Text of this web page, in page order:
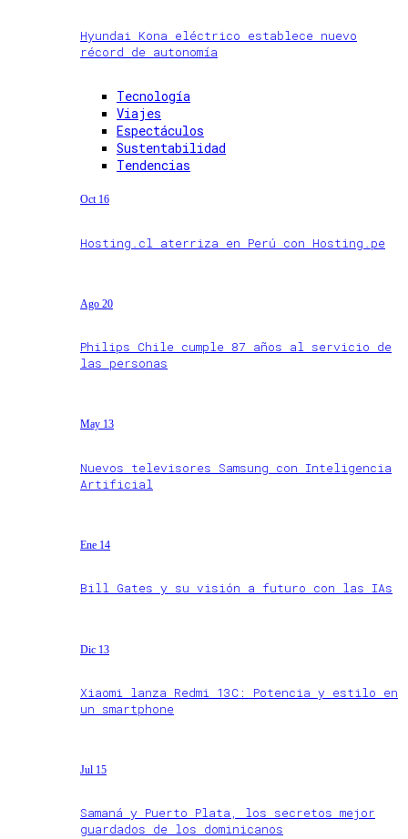
Hyundai Kona eléctrico establece nuevo
récord de autonomía
Tecnología
Viajes
Espectáculos
Sustentabilidad
Tendencias
Oct 16
Hosting.cl aterriza en Perú con Hosting.pe
Ago 20
Philips Chile cumple 87 años al servicio de
las personas
May 13
Nuevos televisores Samsung con Inteligencia
Artificial
Ene 14
Bill Gates y su visión a futuro con las IAs
Dic 13
Xiaomi lanza Redmi 13C: Potencia y estilo en
un smartphone
Jul 15
Samaná y Puerto Plata, los secretos mejor
guardados de los dominicanos